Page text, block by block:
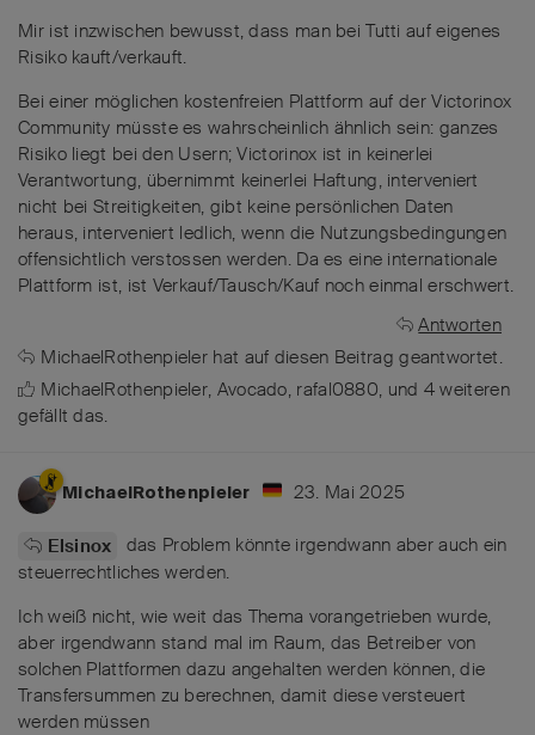
Mir ist inzwischen bewusst, dass man bei Tutti auf eigenes
Risiko kauft/verkauft.
Bei einer möglichen kostenfreien Plattform auf der Victorinox
Community müsste es wahrscheinlich ähnlich sein: ganzes
Risiko liegt bei den Usern; Victorinox ist in keinerlei
Verantwortung, übernimmt keinerlei Haftung, interveniert
nicht bei Streitigkeiten, gibt keine persönlichen Daten
heraus, interveniert ledlich, wenn die Nutzungsbedingungen
offensichtlich verstossen werden. Da es eine internationale
Plattform ist, ist Verkauf/Tausch/Kauf noch einmal erschwert.
Antworten
MichaelRothenpieler hat auf diesen Beitrag geantwortet.
MichaelRothenpieler, Avocado, rafal0880, und 4 weiteren
gefällt das.
MichaelRothenpieler 23. Mai 2025
Elsinox
das Problem könnte irgendwann aber auch ein
steuerrechtliches werden.
Ich weiß nicht, wie weit das Thema vorangetrieben wurde,
aber irgendwann stand mal im Raum, das Betreiber von
solchen Plattformen dazu angehalten werden können, die
Transfersummen zu berechnen, damit diese versteuert
werden müssen